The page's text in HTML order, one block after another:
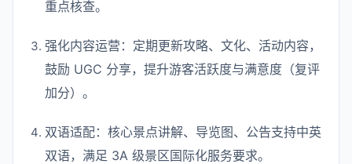
重点核查。
强化内容运营：定期更新攻略、文化、活动内容，
鼓励 UGC 分享，提升游客活跃度与满意度（复评
加分）。
双语适配：核心景点讲解、导览图、公告支持中英
双语，满足 3A 级景区国际化服务要求。